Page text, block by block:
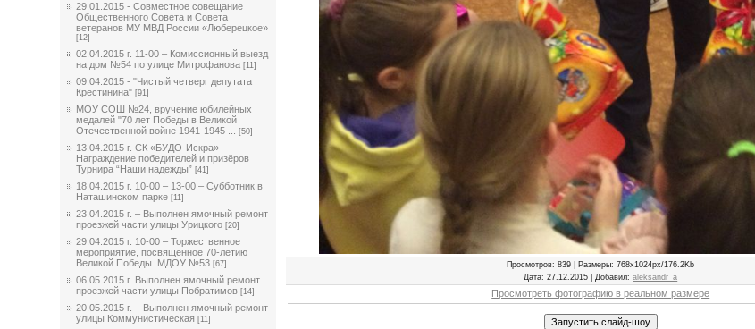
29.01.2015 - Совместное совещание
Общественного Совета и Совета
ветеранов МУ МВД России «Люберецкое»
[12]
02.04.2015 г. 11-00 – Комиссионный выезд
на дом №54 по улице Митрофанова [11]
09.04.2015 - "Чистый четверг депутата
Крестинина" [91]
МОУ СОШ №24, вручение юбилейных
медалей "70 лет Победы в Великой
Отечественной войне 1941-1945 ...
[50]
13.04.2015 г. СК «БУДО-Искра» -
Награждение победителей и призёров
Турнира “Наши надежды” [41]
18.04.2015 г. 10-00 – 13-00 – Субботник в
Наташинском парке [11]
23.04.2015 г. – Выполнен ямочный ремонт
проезжей части улицы Урицкого [20]
29.04.2015 г. 10-00 – Торжественное
мероприятие, посвященное 70-летию
Великой Победы. МДОУ №53 [67]
06.05.2015 г. Выполнен ямочный ремонт
проезжей части улицы Побратимов [14]
20.05.2015 г. – Выполнен ямочный ремонт
улицы Коммунистическая [11]
Просмотров: 839 | Размеры: 768x1024px/176.2Kb
Дата: 27.12.2015 | Добавил:aleksandr_a
Просмотреть фотографию в реальном размере